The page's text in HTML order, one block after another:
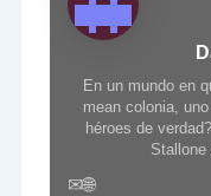
En un mundo en
mean colonia,
héroes de
Stallone
✉🌐